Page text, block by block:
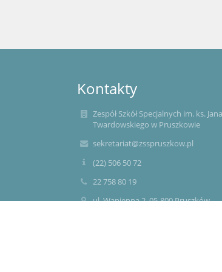
Kontakty
Zespół Szkół Specjalnych im. ks. Jana
Twardowskiego w Pruszkowie
sekretariat@zsspruszkow.pl
(22) 506 50 72
22 758 80 19
ul. Wapienna 2, 05-800 Pruszków